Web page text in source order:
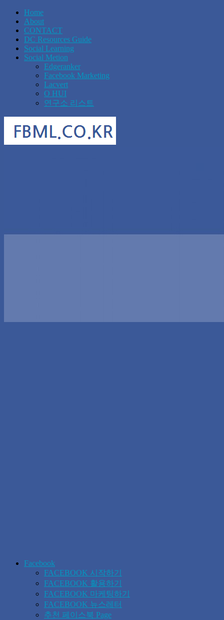
Home
About
CONTACT
DC Resources Guide
Social Learning
Social Metion
Edgeranker
Facebook Marketing
Lacvert
O HUI
연구소 리스트
Facebook
FACEBOOK 시작하기
FACEBOOK 활용하기
FACEBOOK 마케팅하기
FACEBOOK 뉴스레터
추천 페이스북 Page